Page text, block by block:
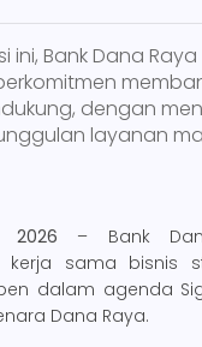
ini, Bank Dana
dengan
layanan
– Bank
kerja sama bisnis
dalam agenda
Dana Raya.